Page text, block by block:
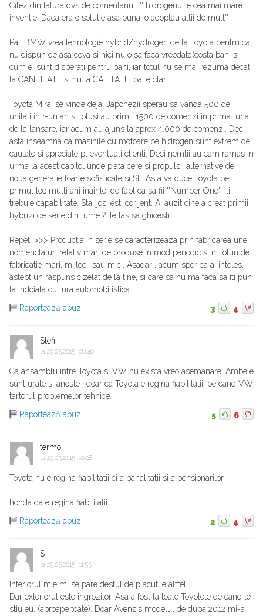
Citez din latura dvs de comentariu : '' hidrogenul e cea mai mare
inventie. Daca era o solutie asa buna, o adoptau altii de mult''
Pai, BMW vrea tehnologie hybrid/hydrogen de la Toyota pentru ca
nu dispun de asa ceva si nici nu o sa faca vreodata(costa bani si
cum ei sunt disperati pentru bani, iar totul nu se mai rezuma decat
la CANTITATE si nu la CALITATE, pai e clar.
Toyota Mirai se vinde deja. Japonezii sperau sa vanda 500 de
unitati intr-un an si totusi au primit 1500 de comenzi in prima luna
de la lansare, iar acum au ajuns la aprox 4.000 de comenzi. Deci
asta inseamna ca masinile cu motoare pe hidrogen sunt extrem de
cautate si apreciate pt eventuali clienti. Deci nemtii au cam ramas in
urma la acest capitol unde piata cere si propulsii alternative de
noua generatie foarte sofisticate si SF. Asta va duce Toyota pe
primul loc multi ani inainte, de fapt ca sa fii ''Number One'' iti
trebuie capabilitate. Stai jos, esti corijent. Ai auzit cine a creat primii
hybrizi de serie din lume ? Te las sa ghicesti ......
Repet, >>> Productia in serie se caracterizeaza prin fabricarea unei
nomenclaturi relativ mari de produse in mod periodic si in loturi de
fabricatie mari, mijlocii sau mici. Asadar , acum sper ca ai inteles,
astept un raspuns cizelat de la tine, si care sa nu ma faca sa iti pun
la indoiala cultura automobilistica.
Raportează abuz
3 4
Stefi
la 29.05.2015, 08:46
Ca ansamblu intre Toyota si VW nu exista vreo asemanare. Ambele
sunt urate si anoste , doar ca Toyota e regina fiabilitatii, pe cand VW
tartorul problemelor tehnice.
Raportează abuz
5 6
termo
la 29.05.2015, 10:28
Toyota nu e regina fiabilitatii ci a banalitatii si a pensionarilor.
honda da e regina fiabilitatii
Raportează abuz
2 4
S
la 29.05.2015, 11:55
Interiorul mie mi se pare destul de placut, e altfel.
Dar exteriorul este ingrozitor. Asa a fost la toate Toyotele de cand le
stiu eu. (aproape toate). Doar Avensis modelul de dupa 2012 mi-a